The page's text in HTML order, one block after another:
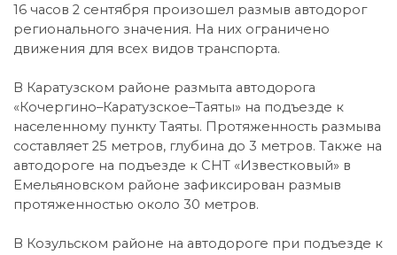
16 часов 2 сентября произошел размыв автодорог
регионального значения. На них ограничено
движения для всех видов транспорта.
В Каратузском районе размыта автодорога
«Кочергино–Каратузское–Таяты» на подъезде к
населенному пункту Таяты. Протяженность размыва
составляет 25 метров, глубина до 3 метров. Также на
автодороге на подъезде к СНТ «Известковый» в
Емельяновском районе зафиксирован размыв
протяженностью около 30 метров.
В Козульском районе на автодороге при подъезде к